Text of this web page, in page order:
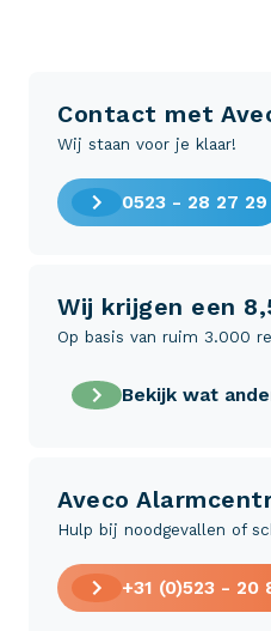
Contact met
Wij staan voor je klaar!
0523 - 28 27 29
Wij krijgen een
Op basis van ruim 3.000
Bekijk wat
Aveco
Hulp bij noodgevallen of
+31 (0)523 - 20